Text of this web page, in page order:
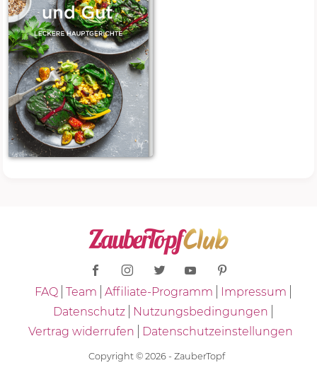
FAQ Team Affiliate-Programm
Impressum
Datenschutz
Nutzungsbedingungen
Vertrag widerrufen
Datenschutzeinstellungen
Copyright © 2026 - ZauberTopf